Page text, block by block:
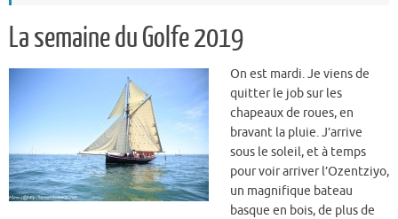
La semaine du Golfe 2019
On est mardi. Je viens de
quitter le job sur les
chapeaux de roues, en
bravant la pluie. J’arrive
sous le soleil, et à temps
pour voir arriver l’Ozentziyo,
un magnifique bateau
basque en bois, de plus de